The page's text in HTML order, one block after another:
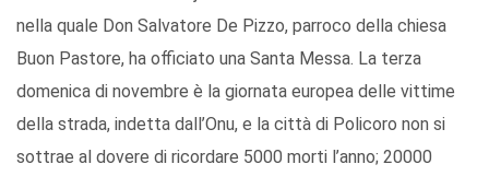
nella quale Don Salvatore De Pizzo, parroco della chiesa
Buon Pastore, ha officiato una Santa Messa. La terza
domenica di novembre è la giornata europea delle vittime
della strada, indetta dall’Onu, e la città di Policoro non si
sottrae al dovere di ricordare 5000 morti l’anno; 20000